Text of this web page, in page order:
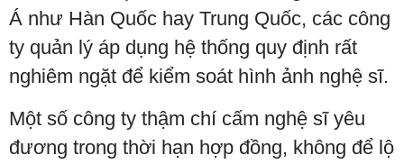
Á như Hàn Quốc hay Trung Quốc, các công
ty quản lý áp dụng hệ thống quy định rất
nghiêm ngặt để kiểm soát hình ảnh nghệ sĩ.
Một số công ty thậm chí cấm nghệ sĩ yêu
đương trong thời hạn hợp đồng, không để lộ